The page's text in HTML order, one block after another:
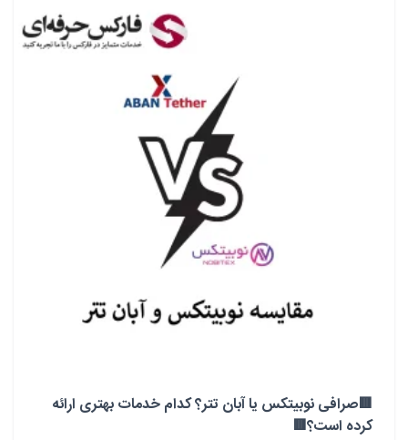
🟥صرافی نوبیتکس یا آبان تتر؟ کدام خدمات بهتری ارائه
کرده است؟🟥